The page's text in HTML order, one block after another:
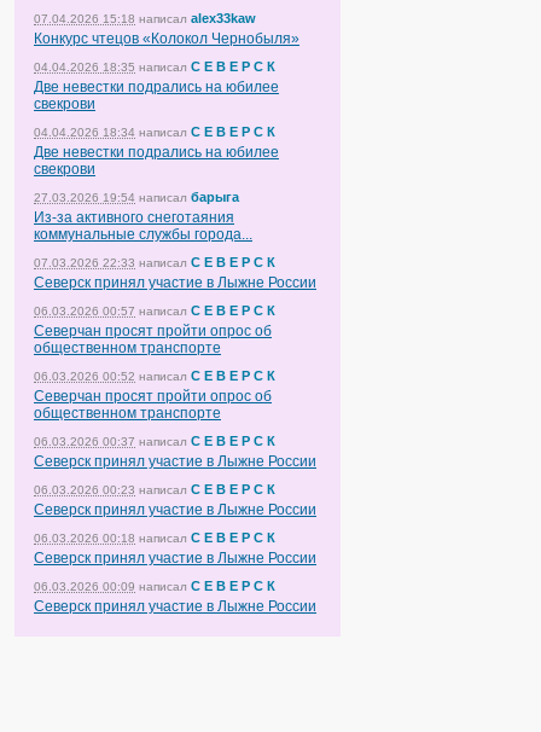
07.04.2026 15:18 написал alex33kaw
Конкурс чтецов «Колокол Чернобыля»
04.04.2026 18:35 написал С Е В Е Р С К
Две невестки подрались на юбилее
свекрови
04.04.2026 18:34 написал С Е В Е Р С К
Две невестки подрались на юбилее
свекрови
27.03.2026 19:54 написал барыга
Из-за активного снеготаяния
коммунальные службы города...
07.03.2026 22:33 написал С Е В Е Р С К
Северск принял участие в Лыжне России
06.03.2026 00:57 написал С Е В Е Р С К
Северчан просят пройти опрос об
общественном транспорте
06.03.2026 00:52 написал С Е В Е Р С К
Северчан просят пройти опрос об
общественном транспорте
06.03.2026 00:37 написал С Е В Е Р С К
Северск принял участие в Лыжне России
06.03.2026 00:23 написал С Е В Е Р С К
Северск принял участие в Лыжне России
06.03.2026 00:18 написал С Е В Е Р С К
Северск принял участие в Лыжне России
06.03.2026 00:09 написал С Е В Е Р С К
Северск принял участие в Лыжне России